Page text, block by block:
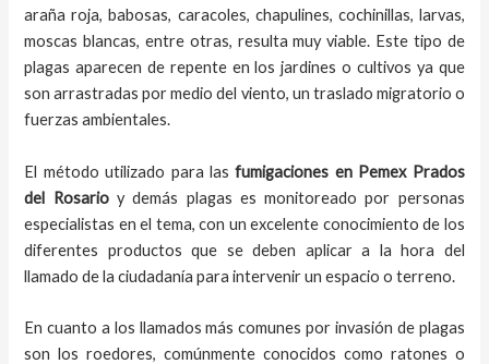
araña roja, babosas, caracoles, chapulines, cochinillas, larvas,
moscas blancas, entre otras, resulta muy viable. Este tipo de
plagas aparecen de repente en los jardines o cultivos ya que
son arrastradas por medio del viento, un traslado migratorio o
fuerzas ambientales.
El método utilizado para las fumigaciones en Pemex Prados
del Rosarioy demás plagas es monitoreado por personas
especialistas en el tema, con un excelente conocimiento de los
diferentes productos que se deben aplicar a la hora del
llamado de la ciudadanía para intervenir un espacio o terreno.
En cuanto a los llamados más comunes por invasión de plagas
son los roedores, comúnmente conocidos como ratones o